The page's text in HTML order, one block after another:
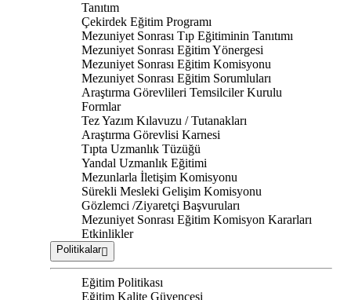
Tanıtım
Çekirdek Eğitim Programı
Mezuniyet Sonrası Tıp Eğitiminin Tanıtımı
Mezuniyet Sonrası Eğitim Yönergesi
Mezuniyet Sonrası Eğitim Komisyonu
Mezuniyet Sonrası Eğitim Sorumluları
Araştırma Görevlileri Temsilciler Kurulu
Formlar
Tez Yazım Kılavuzu / Tutanakları
Araştırma Görevlisi Karnesi
Tıpta Uzmanlık Tüzüğü
Yandal Uzmanlık Eğitimi
Mezunlarla İletişim Komisyonu
Sürekli Mesleki Gelişim Komisyonu
Gözlemci /Ziyaretçi Başvuruları
Mezuniyet Sonrası Eğitim Komisyon Kararları
Etkinlikler
Politikalar
Eğitim Politikası
Eğitim Kalite Güvencesi